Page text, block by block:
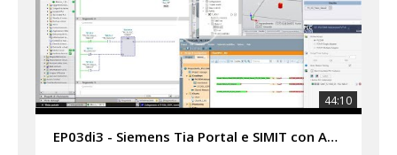
44:10
EP03di3 - Siemens Tia Portal e SIMIT con ABB RobotStudio in Virtual Commissioning PLC1500 + GOFA